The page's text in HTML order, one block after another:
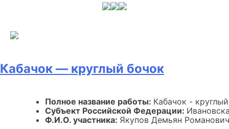
Кабачок — круглый бочок
Полное название работы: Кабачок -
Субъект Российской Федерации:
Ф.И.О. участника: Якупов Демьян Романович